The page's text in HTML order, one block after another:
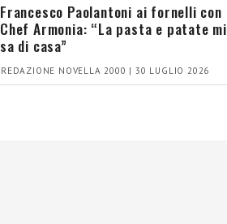
Francesco Paolantoni ai fornelli con
Chef Armonia: “La pasta e patate mi
sa di casa”
REDAZIONE NOVELLA 2000 | 30 LUGLIO 2026